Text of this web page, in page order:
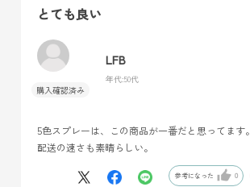
とても良い
LFB
年代:50代
5色スプレーは、この商品が一番だと思ってます。
配送の速さも素晴らしい。
参考になった 0